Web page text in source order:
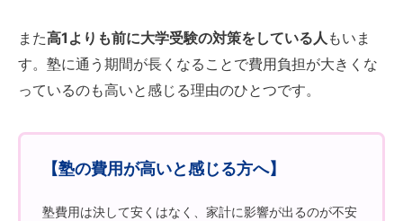
また高1よりも前に大学受験の対策をしている人 もいま
す。塾に通う期間が長くなることで費用負担が大きくな
っているのも高いと感じる理由のひとつです。
【塾の費用が高いと感じる方へ】
塾費用は決して安くはなく、家計に影響が出るのが不安